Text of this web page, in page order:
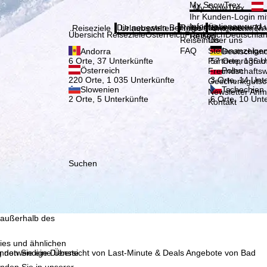
TravelTrex GmbH,
Endgeräte- und
Produktempfehlung,
des
und ähnlichen
notwendige Dienste.
My SnowTrex
My SnowTrex
Ihr Kunden-Login
Informationen rund
Reisen.
Reiseziele
Übersicht ReisezieleÖsterreichFrankreich
Andorra
6 Orte, 37 Unterkünfte
57 Orte, 136
Österreich
220 Orte, 1 035 Unterkünfte
Polen
3 Orte, 14
Slowenien
2 Orte, 5 Unterkünfte
Tschechien
6 Orte, 10
Urlaubswelten
Die neuesten Beiträge aus unserem
Infos
Reiseinfos
Reiseinfos
FAQ
Unternehmen
Über uns
Über uns
Newsletter
Kontakt
Suchen
Sie eine Übersicht von Last-Minute & Deals Angebote von Bad